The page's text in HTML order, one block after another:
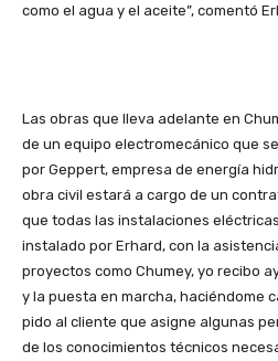
como el agua y el aceite”, comentó
Las obras que lleva adelante en
de un equipo electromecánico que
por Geppert, empresa de energía
obra civil estará a cargo de un
que todas las instalaciones
instalado por Erhard, con la
proyectos como Chumey, yo recibo
y la puesta en marcha, haciéndome
pido al cliente que asigne algunas
de los conocimientos técnicos